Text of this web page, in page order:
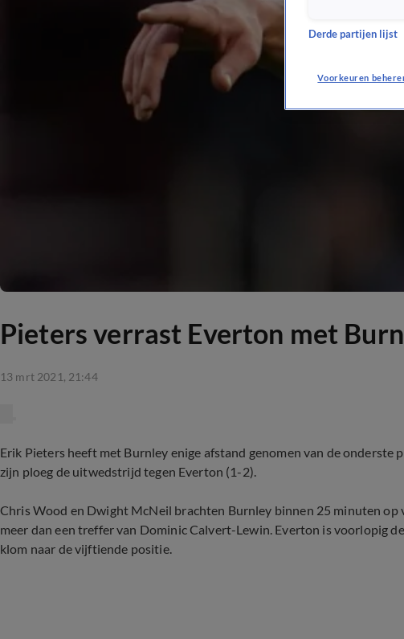
Pieters verrast Everton met
13 mrt 2021, 21:44
Erik Pieters heeft met Burnley enige afstand genomen van de onderste
zijn ploeg de uitwedstrijd tegen Everton (1-2).
Chris Wood en Dwight McNeil brachten Burnley binnen 25 minuten
meer dan een treffer van Dominic Calvert-Lewin. Everton is voorlopig
klom naar de vijftiende positie.
Derde partijen lijst
Voorkeuren